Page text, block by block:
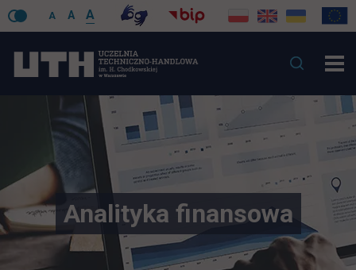
A A A
Analityka finansowa